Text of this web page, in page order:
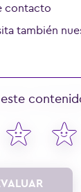
contacto
también
preguntas